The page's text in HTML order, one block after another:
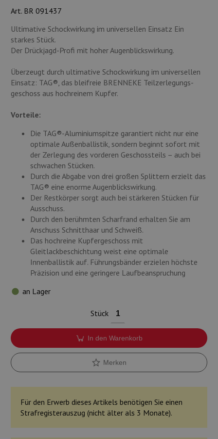
Art. BR 091437
Ultimative Schockwirkung im universellen Einsatz Ein
starkes Stück.
Der Drückjagd-Profi mit hoher Augenblickswirkung.
Überzeugt durch ultimative Schockwirkung im universellen
Einsatz: TAG®, das bleifreie BRENNEKE Teilzerlegungs­
geschoss aus hochreinem Kupfer.
Vorteile:
Die TAG®-Aluminiumspitze garantiert nicht nur eine
optimale Außenballistik, sondern beginnt sofort mit
der Zerlegung des vorderen ­Geschossteils – auch bei
schwachen Stücken.
Durch die Abgabe von drei großen Splittern erzielt das
TAG® eine enorme Augenblickswirkung.
Der Restkörper sorgt auch bei stärkeren Stücken für
Ausschuss.
Durch den berühmten Scharfrand erhalten Sie am
Anschuss Schnitthaar und Schweiß.
Das hochreine Kupfergeschoss mit
Gleitlackbeschichtung weist eine optimale
Innenballistik auf. Führungsbänder erzielen höchste
Präzision und eine geringere Laufbeanspruchung
an Lager
Stück
In den Warenkorb
Merken
Für den Erwerb dieses Artikels benötigen Sie einen
Strafregisterauszug (nicht älter als 3 Monate).
Waffen
Lampen und Zubehör